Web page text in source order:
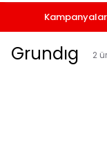
Kampanyalar
Grundıg 2